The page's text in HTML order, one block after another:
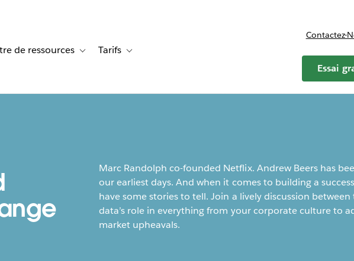
de cas
navigation for Solutions
de ressources Toggle sub-navigation for Centre de ressources
Tarifs Toggle sub-navigation for Tarifs
Contactez-
Essai
Marc Randolph co-founded Netflix. Andrew Beers has
our earliest days. And when it comes to building a
have some stories to tell. Join a lively discussion
data’s role in everything from your corporate culture to
market upheavals.